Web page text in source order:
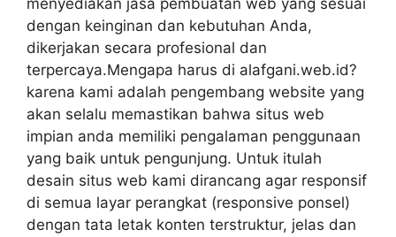
menyediakan jasa pembuatan web yang sesuai
dengan keinginan dan kebutuhan Anda,
dikerjakan secara profesional dan
terpercaya.Mengapa harus di alafgani.web.id?
karena kami adalah pengembang website yang
akan selalu memastikan bahwa situs web
impian anda memiliki pengalaman penggunaan
yang baik untuk pengunjung. Untuk itulah
desain situs web kami dirancang agar responsif
di semua layar perangkat (responsive ponsel)
dengan tata letak konten terstruktur, jelas dan